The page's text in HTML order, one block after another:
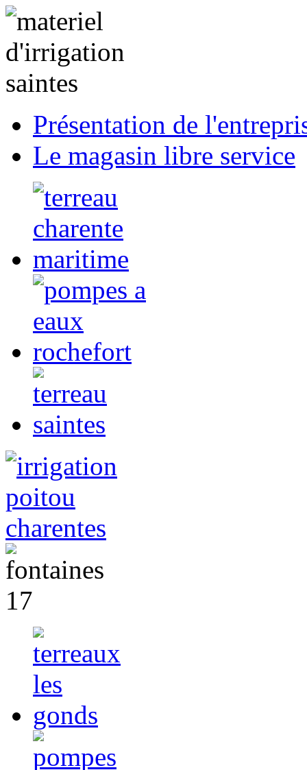
Présentation de
Le magasin libre service